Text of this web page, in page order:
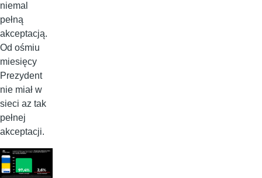
niemal
pełną
akceptacją.
Od ośmiu
miesięcy
Prezydent
nie miał w
sieci az tak
pełnej
akceptacji.